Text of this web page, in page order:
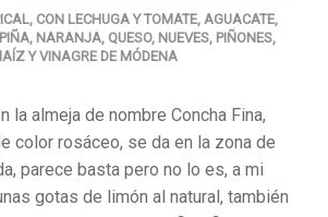
CON LECHUGA Y TOMATE, AGUACATE,
NARANJA, QUESO, NUEVES, PIÑONES,
Y VINAGRE DE MÓDENA
la almeja de nombre Concha Fina,
color rosáceo, se da en la zona de
parece basta pero no lo es, a mi
gotas de limón al natural, también